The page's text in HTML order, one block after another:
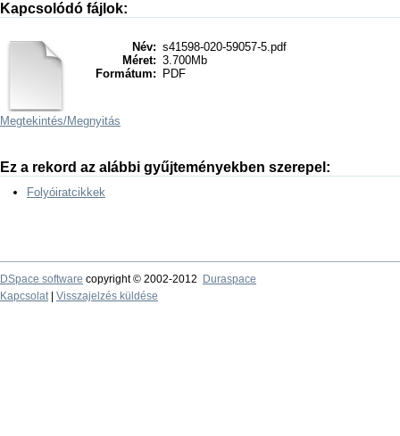
Kapcsolódó fájlok:
Név: s41598-020-59057-5.pdf
Méret: 3.700Mb
Formátum:
PDF
Megtekintés/Megnyitás
Ez a rekord az alábbi gyűjteményekben szerepel:
Folyóiratcikkek
DSpace software copyright © 2002-2012
Duraspace
Kapcsolat| Visszajelzés küldése